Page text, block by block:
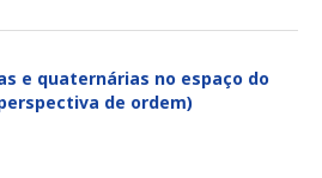
e quaternárias no espaço do
de ordem)